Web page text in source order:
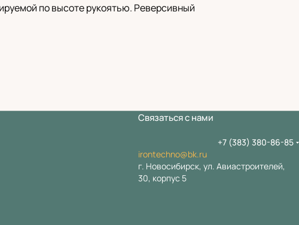
по высоте рукоятью. Реверсивный
Связаться с нами
+7 (383) 380-86-85
irontechno@bk.ru
г. Новосибирск, ул. Авиастроителей,
30, корпус 5